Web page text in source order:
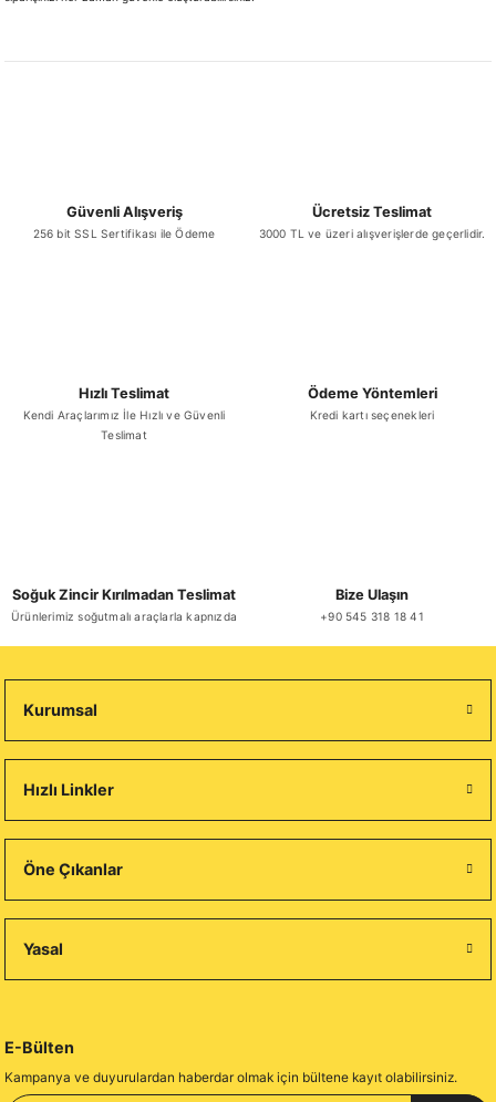
Güvenli Alışveriş
256 bit SSL Sertifikası ile Ödeme
Ücretsiz Teslimat
3000 TL ve üzeri alışverişlerde geçerlidir.
Hızlı Teslimat
Kendi Araçlarımız İle Hızlı ve Güvenli
Teslimat
Ödeme Yöntemleri
Kredi kartı seçenekleri
Soğuk Zincir Kırılmadan Teslimat
Ürünlerimiz soğutmalı araçlarla kapnızda
Bize Ulaşın
+90 545 318 18 41
Kurumsal
Hızlı Linkler
Öne Çıkanlar
Yasal
E-Bülten
Kampanya ve duyurulardan haberdar olmak için bültene kayıt olabilirsiniz.